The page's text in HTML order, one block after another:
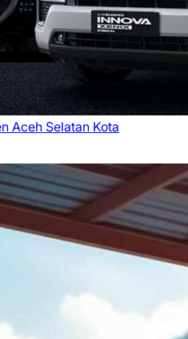
Aceh Selatan Kota